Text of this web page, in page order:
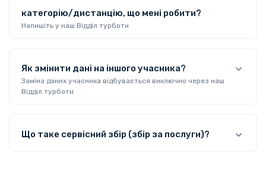
категорію/дистанцію, що мені робити?
Напишіть у наш Відділ турботи
Як змінити дані на іншого учасника?
Заміна даних учасника відбувається виключно через наш
Відділ турботи
Що таке сервісний збір (збір за послуги)?